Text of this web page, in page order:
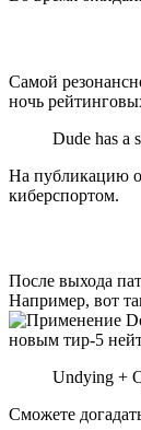
Самой
ночь
Dude has a
На публикацию
киберспортом.
После выхода
Например, вот
новым тир-5
Undying +
Сможете